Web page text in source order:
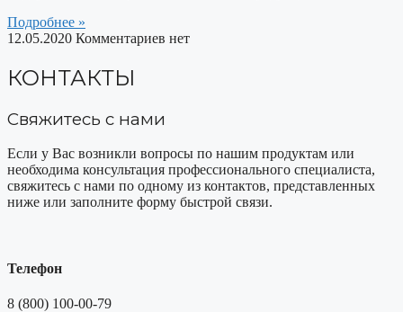
Подробнее »
12.05.2020 Комментариев нет
КОНТАКТЫ
Свяжитесь с нами
Если у Вас возникли вопросы по нашим продуктам или
необходима консультация профессионального специалиста,
свяжитесь с нами по одному из контактов, представленных
ниже или заполните форму быстрой связи.
Телефон
8 (800) 100-00-79